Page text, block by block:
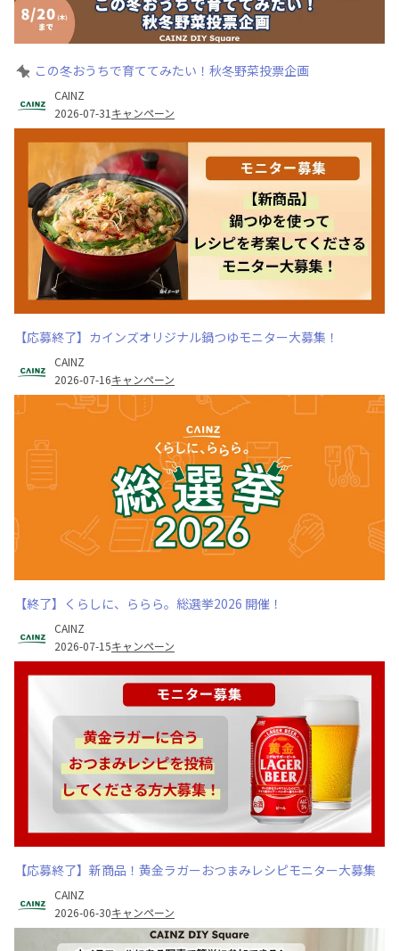
この冬おうちで育ててみたい！秋冬野菜投票企画
CAINZ
2026-07-31 キャンペーン
【応募終了】カインズオリジナル鍋つゆモニター大募集！
CAINZ
2026-07-16キャンペーン
【終了】くらしに、ららら。総選挙2026 開催！
CAINZ
2026-07-15キャンペーン
【応募終了】新商品！黄金ラガーおつまみレシピモニター大募集
CAINZ
2026-06-30キャンペーン